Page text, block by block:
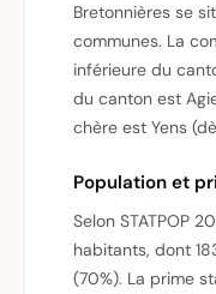
Bretonnières se
communes. La
inférieure du
du canton est
chère est Yens
Population et
Selon STATPOP
habitants, dont
(70%). La prime